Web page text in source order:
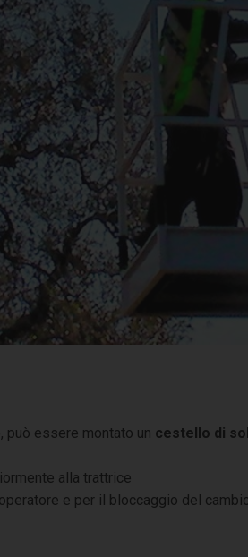
può essere montato un cestello di
alla trattrice
e per il bloccaggio del